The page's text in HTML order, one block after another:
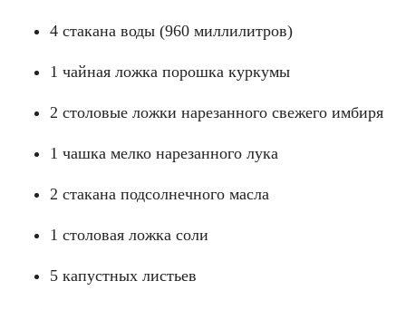
4 стакана воды (960 миллилитров)
1 чайная ложка порошка куркумы
2 столовые ложки нарезанного свежего имбиря
1 чашка мелко нарезанного лука
2 стакана подсолнечного масла
1 столовая ложка соли
5 капустных листьев